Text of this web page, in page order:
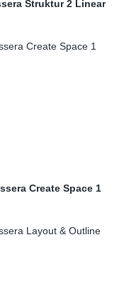
Struktur 2 Linear
Create Space 1